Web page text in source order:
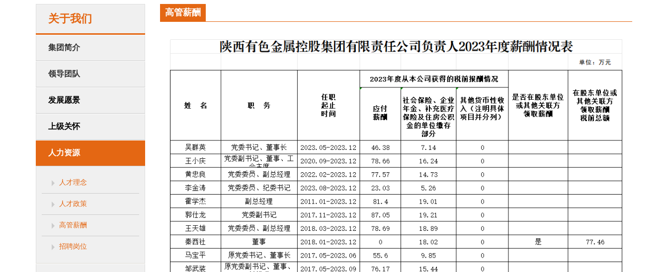
关于我们
集团简介
领导团队
发展愿景
上级关怀
人力资源
人才理念
人才政策
高管薪酬
招聘岗位
高管薪酬